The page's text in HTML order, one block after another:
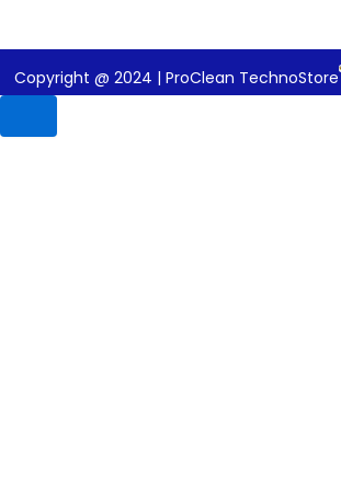
Copyright @ 2024 | ProClean TechnoStore